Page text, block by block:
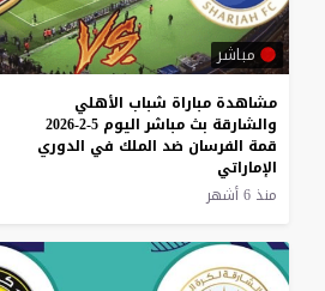
مباشر
مشاهدة مباراة شباب الأهلي
والشارقة بث مباشر اليوم 5-2-2026
قمة الفرسان ضد الملك في الدوري
الإماراتي
منذ 6 أشهر